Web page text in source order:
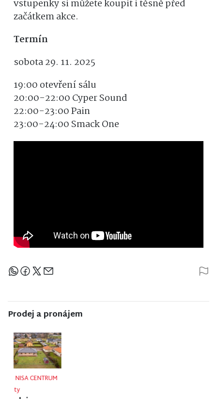
vstupenky si můžete koupit i těsně před
začátkem akce.
Termín
sobota 29. 11. 2025
19:00 otevření sálu
20:00-22:00 Cyper Sound
22:00-23:00 Pain
23:00-24:00 Smack One
Sdílejte článek
Prodej a pronájem
NISA CENTRUM
reality